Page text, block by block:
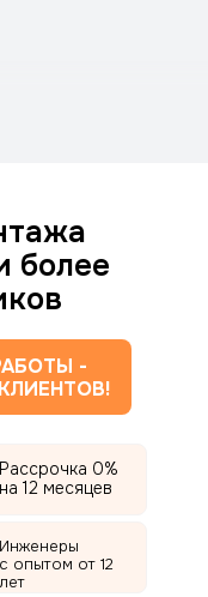
Инженеры
с опытом от 12
лет
Рассрочка 0%
на 12 месяцев
более
-